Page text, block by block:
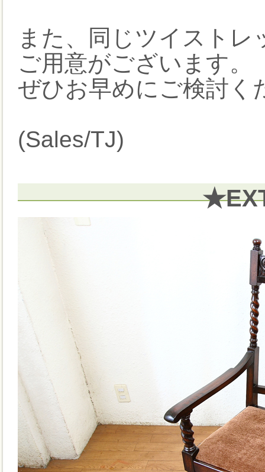
また、同じツイスト
ご用意がございます。
ぜひお早めにご検討く
(Sales/TJ)